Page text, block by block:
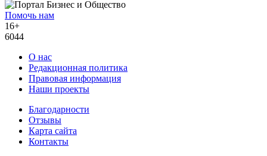
Помочь нам
16+
6044
О нас
Редакционная политика
Правовая информация
Наши проекты
Благодарности
Отзывы
Карта сайта
Контакты